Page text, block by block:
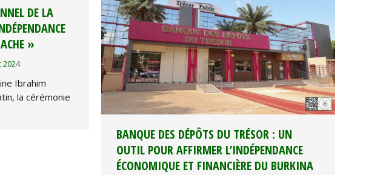
DE LA
»
2024
Ibrahim
la cérémonie
BANQUE DES DÉPÔTS DU TRÉSOR : UN
OUTIL POUR AFFIRMER L’INDÉPENDANCE
ÉCONOMIQUE ET FINANCIÈRE DU BURKINA